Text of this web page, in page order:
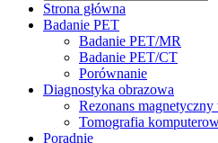
Strona główna
Badanie PET
Badanie PET/MR
Badanie PET/CT
Porównanie
Diagnostyka obrazowa
Rezonans
Tomografia
Poradnie